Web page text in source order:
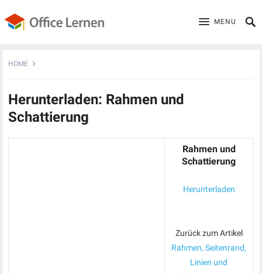
MENU
HOME
Herunterladen: Rahmen und
Schattierung
Rahmen und
Schattierung
Herunterladen
Zurück zum Artikel
Rahmen, Seitenrand,
Linien und